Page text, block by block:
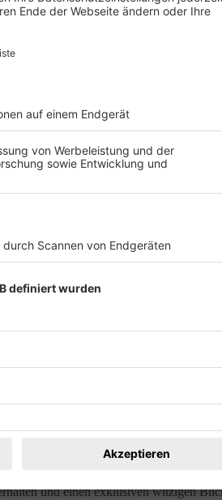
KANNST DU LERNEN“, erobert
Gesundheits-Tipps in ihrer
medizinischen Themen auf
Alltag sofort umsetzbar sind, um
oder Biohacker.
und einen exklusiven witzigen